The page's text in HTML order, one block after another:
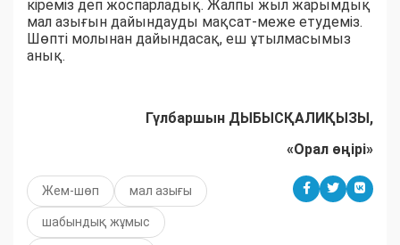
кіреміз деп жоспарладық. Жалпы жыл жарымдық
мал азығын дайындауды мақсат-меже етудеміз.
Шөпті молынан дайындасақ, еш ұтылмасымыз
анық.
Гүлбаршын ДЫБЫСҚАЛИҚЫЗЫ,
«Орал өңірі»
Жем-шөп мал азығы
шабындық жұмыс